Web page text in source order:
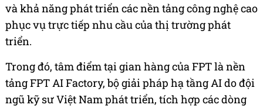
và khả năng phát triển các nền tảng công nghệ cao
phục vụ trực tiếp nhu cầu của thị trường phát
triển.
Trong đó, tâm điểm tại gian hàng của FPT là nền
tảng FPT AI Factory, bộ giải pháp hạ tầng AI do đội
ngũ kỹ sư Việt Nam phát triển, tích hợp các dòng